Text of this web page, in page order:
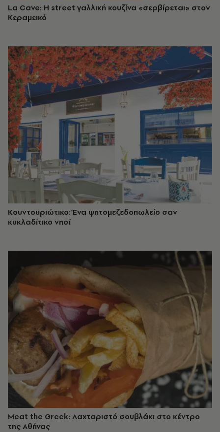
La Cave: Η street γαλλική κουζίνα «σερβίρεται» στον
Κεραμεικό
Κουντουριώτικο: Ένα ψητομεζεδοπωλείο σαν
κυκλαδίτικο νησί
Meat the Greek: Λαχταριστό σουβλάκι στο κέντρο
της Αθήνας